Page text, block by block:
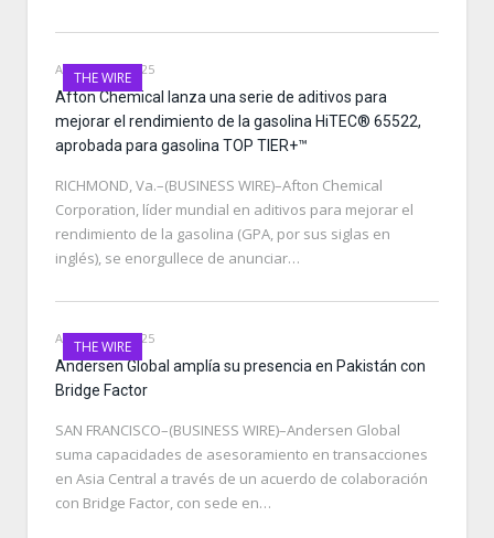
THE WIRE
AUGUST 27, 2025
Afton Chemical lanza una serie de aditivos para
mejorar el rendimiento de la gasolina HiTEC® 65522,
aprobada para gasolina TOP TIER+™
RICHMOND, Va.–(BUSINESS WIRE)–Afton Chemical
Corporation, líder mundial en aditivos para mejorar el
rendimiento de la gasolina (GPA, por sus siglas en
inglés), se enorgullece de anunciar…
THE WIRE
AUGUST 27, 2025
Andersen Global amplía su presencia en Pakistán con
Bridge Factor
SAN FRANCISCO–(BUSINESS WIRE)–Andersen Global
suma capacidades de asesoramiento en transacciones
en Asia Central a través de un acuerdo de colaboración
con Bridge Factor, con sede en…